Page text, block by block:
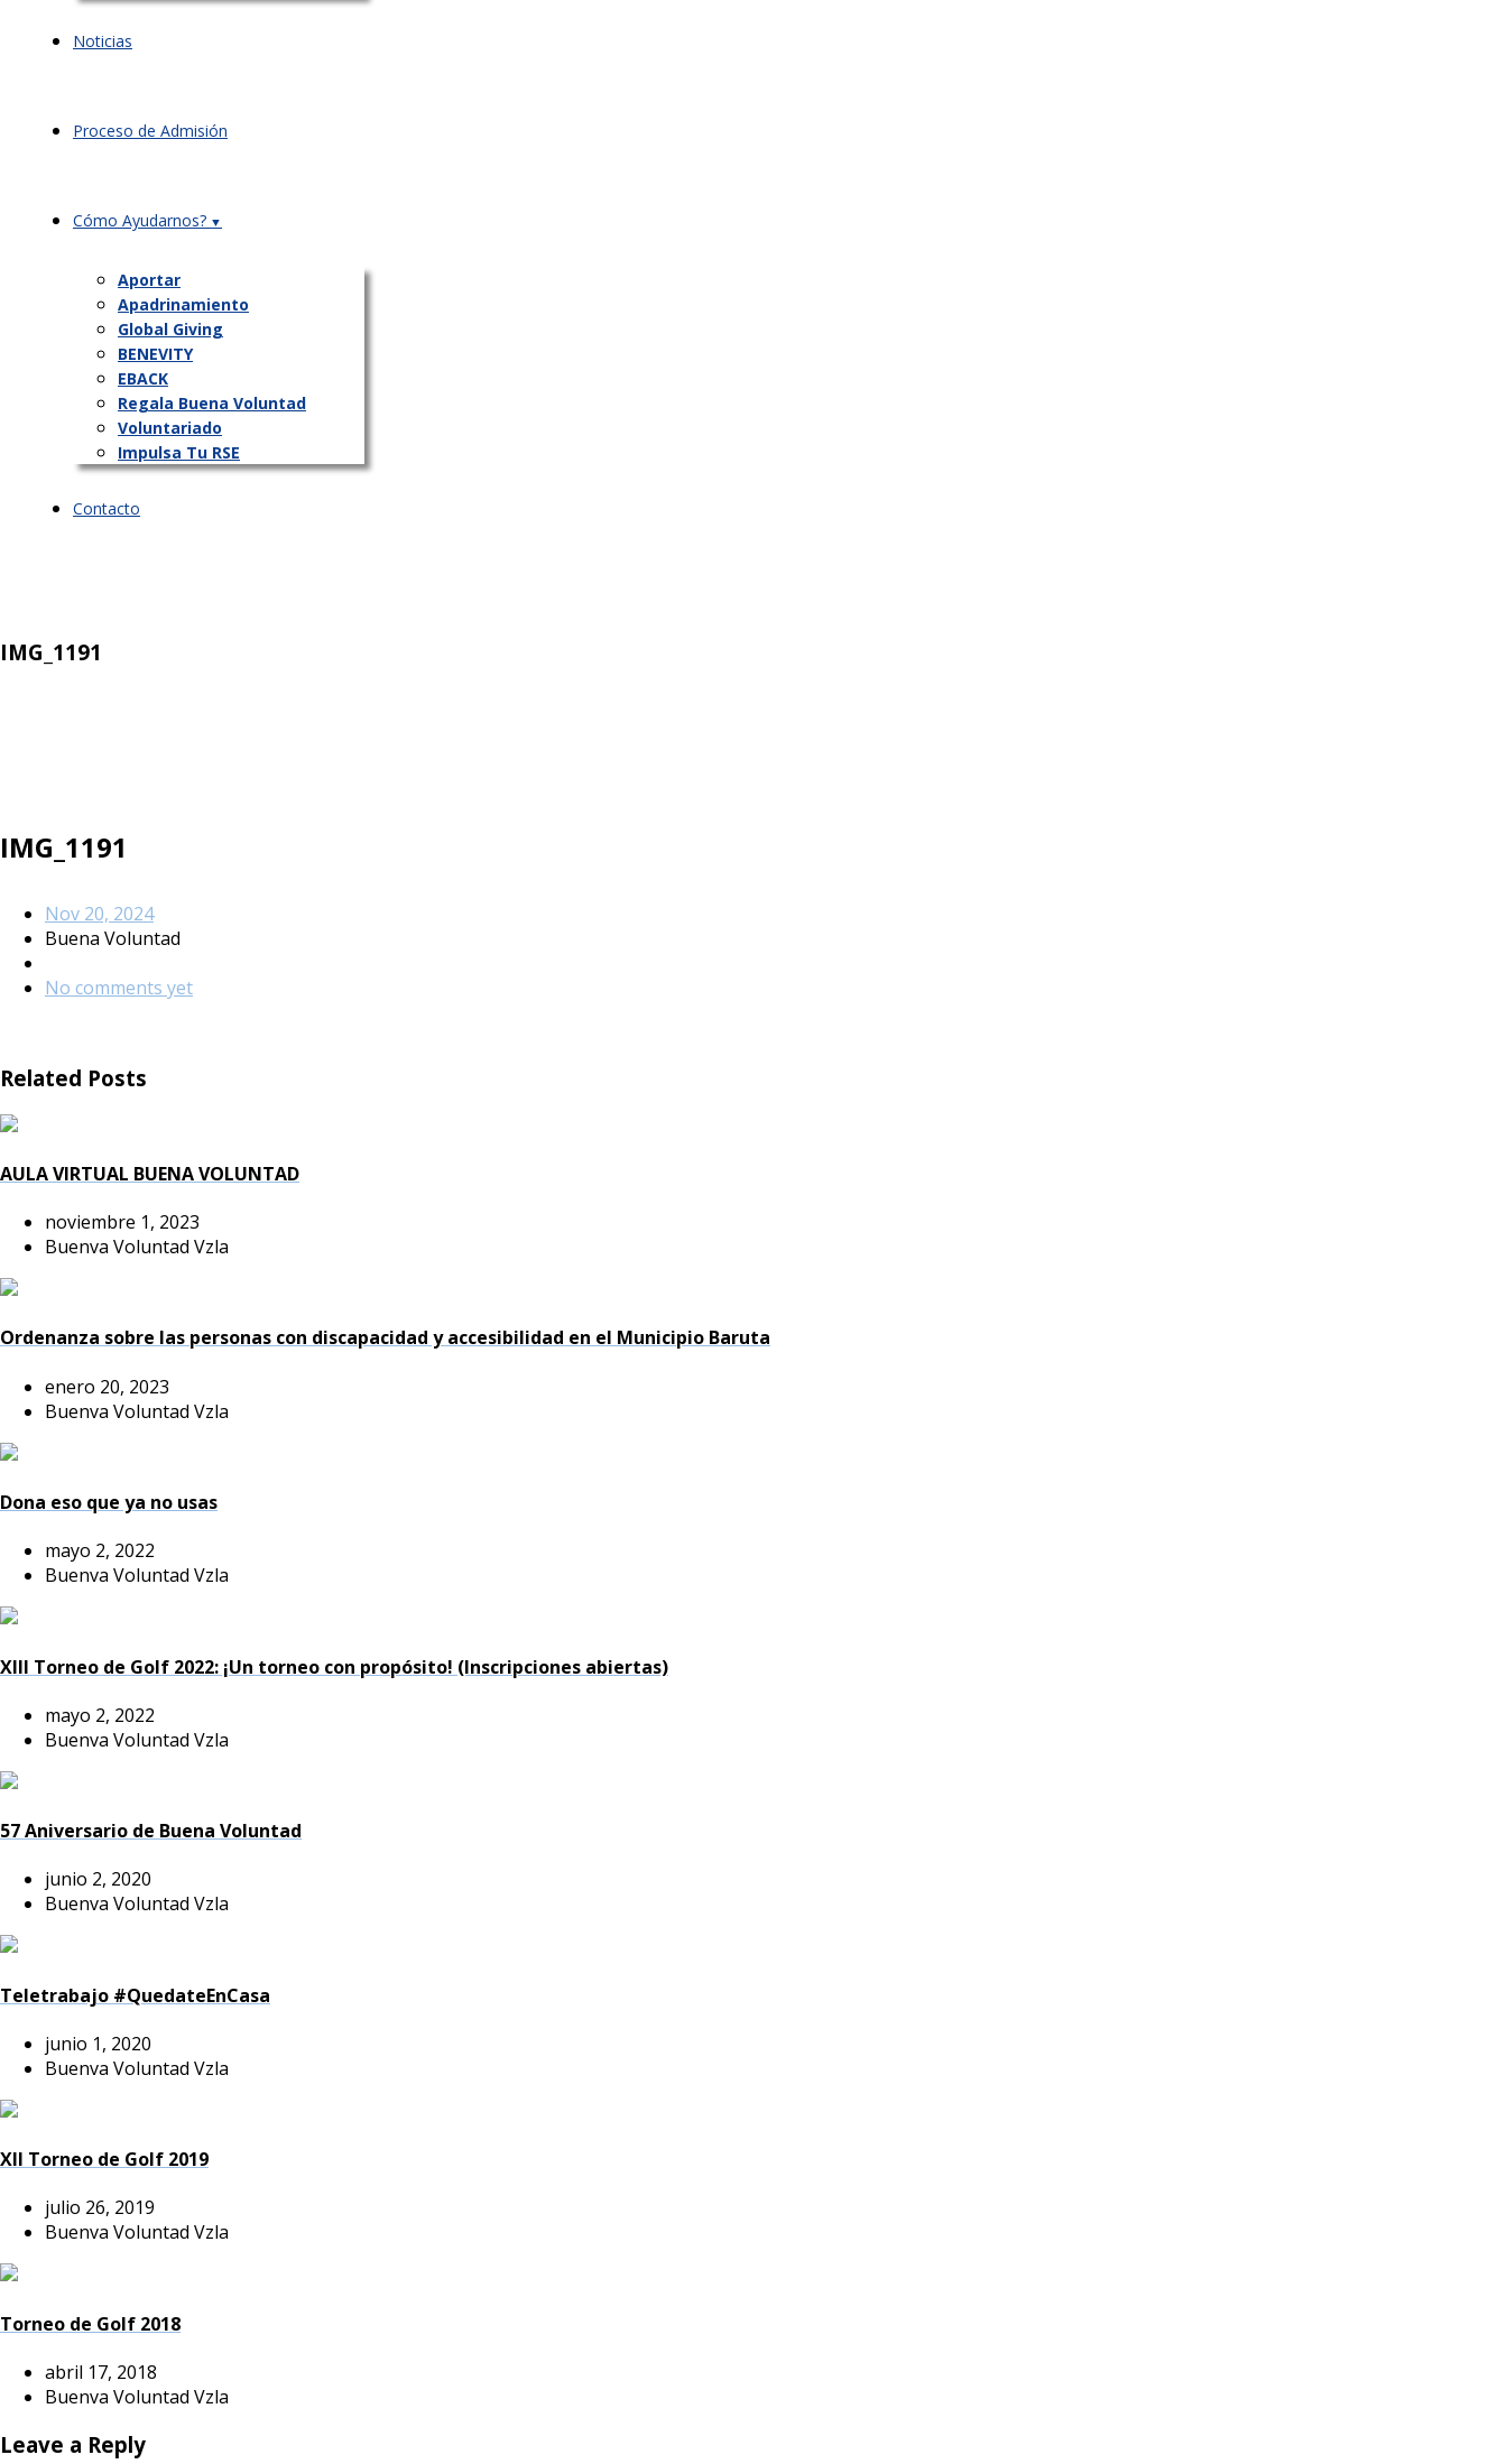
Noticias
Proceso de Admisión
Cómo Ayudarnos?
Aportar
Apadrinamiento
Global Giving
BENEVITY
EBACK
Regala Buena Voluntad
Voluntariado
Impulsa Tu RSE
Contacto
IMG_1191
IMG_1191
Nov 20, 2024
Buena Voluntad
No comments yet
Related Posts
AULA VIRTUAL BUENA VOLUNTAD
noviembre 1, 2023
Buenva Voluntad Vzla
Ordenanza sobre las personas con discapacidad y accesibilidad en el Municipio Baruta
enero 20, 2023
Buenva Voluntad Vzla
Dona eso que ya no usas
mayo 2, 2022
Buenva Voluntad Vzla
XIII Torneo de Golf 2022: ¡Un torneo con propósito! (Inscripciones abiertas)
mayo 2, 2022
Buenva Voluntad Vzla
57 Aniversario de Buena Voluntad
junio 2, 2020
Buenva Voluntad Vzla
Teletrabajo #QuedateEnCasa
junio 1, 2020
Buenva Voluntad Vzla
XII Torneo de Golf 2019
julio 26, 2019
Buenva Voluntad Vzla
Torneo de Golf 2018
abril 17, 2018
Buenva Voluntad Vzla
Leave a Reply